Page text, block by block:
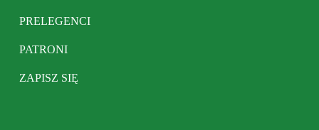
PRELEGENCI
PATRONI
ZAPISZ SIĘ